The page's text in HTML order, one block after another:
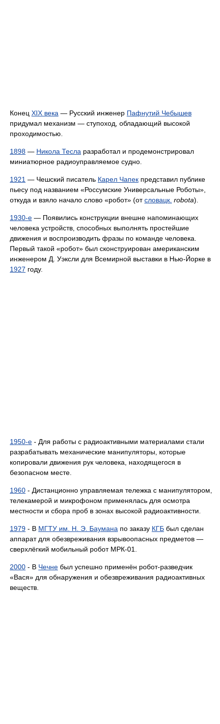
Конец XIX века — Русский инженер Пафнутий Чебышев
придумал механизм — ступоход, обладающий высокой
проходимостью.
1898 — Никола Тесла разработал и продемонстрировал
миниатюрное радиоуправляемое судно.
1921 — Чешский писатель Карел Чапек представил публике
пьесу под названием «Россумские Универсальные Роботы»,
откуда и взяло начало слово «робот» (отсловацк. robota).
1930-е — Появились конструкции внешне напоминающих
человека устройств, способных выполнять простейшие
движения и воспроизводить фразы по команде человека.
Первый такой «робот» был сконструирован американским
инженером Д. Уэксли для Всемирной выставки в Нью-Йорке в
1927 году.
1950-е - Для работы с радиоактивными материалами стали
разрабатывать механические манипуляторы, которые
копировали движения рук человека, находящегося в
безопасном месте.
1960 - Дистанционно управляемая тележка с манипулятором,
телекамерой и микрофоном применялась для осмотра
местности и сбора проб в зонах высокой радиоактивности.
1979 - В МГТУ им. Н. Э. Баумана по заказу КГБ был сделан
аппарат для обезвреживания взрывоопасных предметов —
сверхлёгкий мобильный робот МРК-01.
2000 - В Чечне был успешно применён робот-разведчик
«Вася» для обнаружения и обезвреживания радиоактивных
веществ.